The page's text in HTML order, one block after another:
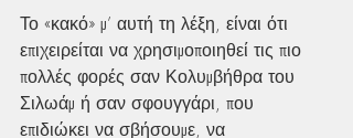
Το «κακό» μ’ αυτή τη λέξη, είναι ότι
επιχειρείται να χρησιμοποιηθεί τις πιο
πολλές φορές σαν Κολυμβήθρα του
Σιλωάμ ή σαν σφουγγάρι, που
επιδιώκει να σβήσουμε, να